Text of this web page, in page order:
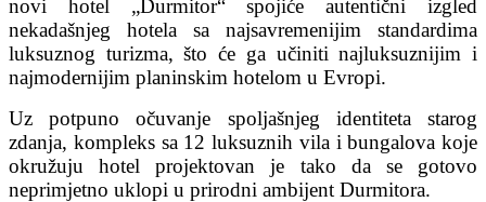
novi hotel „Durmitor“ spojiće autentični izgled
nekadašnjeg hotela sa najsavremenijim standardima
luksuznog turizma, što će ga učiniti najluksuznijim i
najmodernijim planinskim hotelom u Evropi.
Uz potpuno očuvanje spoljašnjeg identiteta starog
zdanja, kompleks sa 12 luksuznih vila i bungalova koje
okružuju hotel projektovan je tako da se gotovo
neprimjetno uklopi u prirodni ambijent Durmitora.